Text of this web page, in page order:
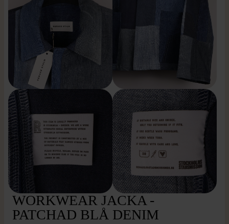
WORKWEAR JACKA -
PATCHAD BLÅ DENIM